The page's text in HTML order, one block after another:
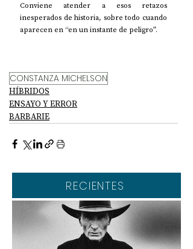
Conviene atender a esos retazos
inesperados de historia, sobre todo cuando
aparecen en “en un instante de peligro”.
CONSTANZA MICHELSON
HÍBRIDOS
ENSAYO Y ERROR
BARBARIE
RECIENTES